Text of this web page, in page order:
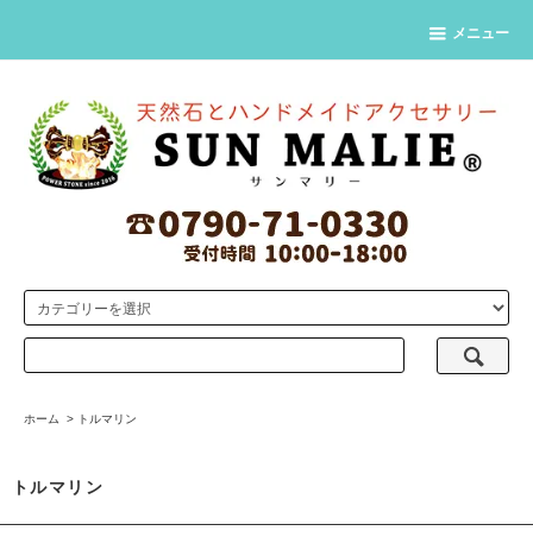
メニュー
ホーム > トルマリン
トルマリン